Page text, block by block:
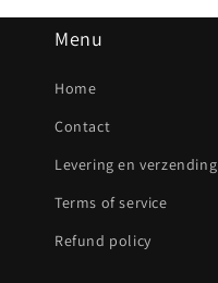
Menu
Home
Contact
Levering en verzending
Terms of service
Refund policy